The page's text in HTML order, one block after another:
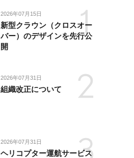
2026年07月15日
新型クラウン（クロスオー
バー）のデザインを先行公
開
2026年07月31日
組織改正について
2026年07月31日
ヘリコプター運航サービス